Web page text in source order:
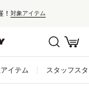
対象アイテム
イテム スタッフス